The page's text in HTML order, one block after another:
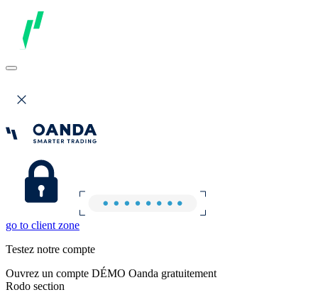
go to client zone
Testez notre compte
Ouvrez un compte DÉMO Oanda gratuitement
Rodo section